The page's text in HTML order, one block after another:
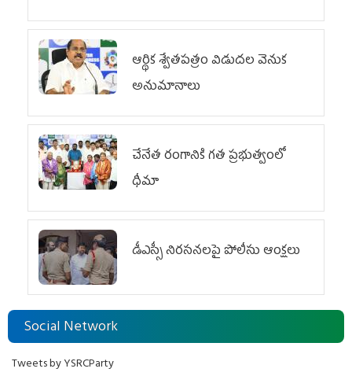
ఆర్థిక శ్వేతపత్రం విడుదల వెనుక
అనుమానాలు
చేనేత రంగానికి గత ప్రభుత్వంలో
ధీమా
డీఎస్సీ నిరసనలపై పోలీసు ఆంక్షలు
Social Network
Tweets by YSRCParty